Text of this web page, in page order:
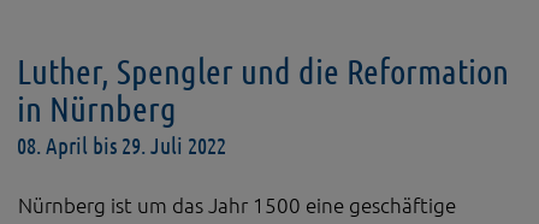
Luther, Spengler und die Reformation
in Nürnberg
08. April bis 29. Juli 2022
Nürnberg ist um das Jahr 1500 eine geschäftige